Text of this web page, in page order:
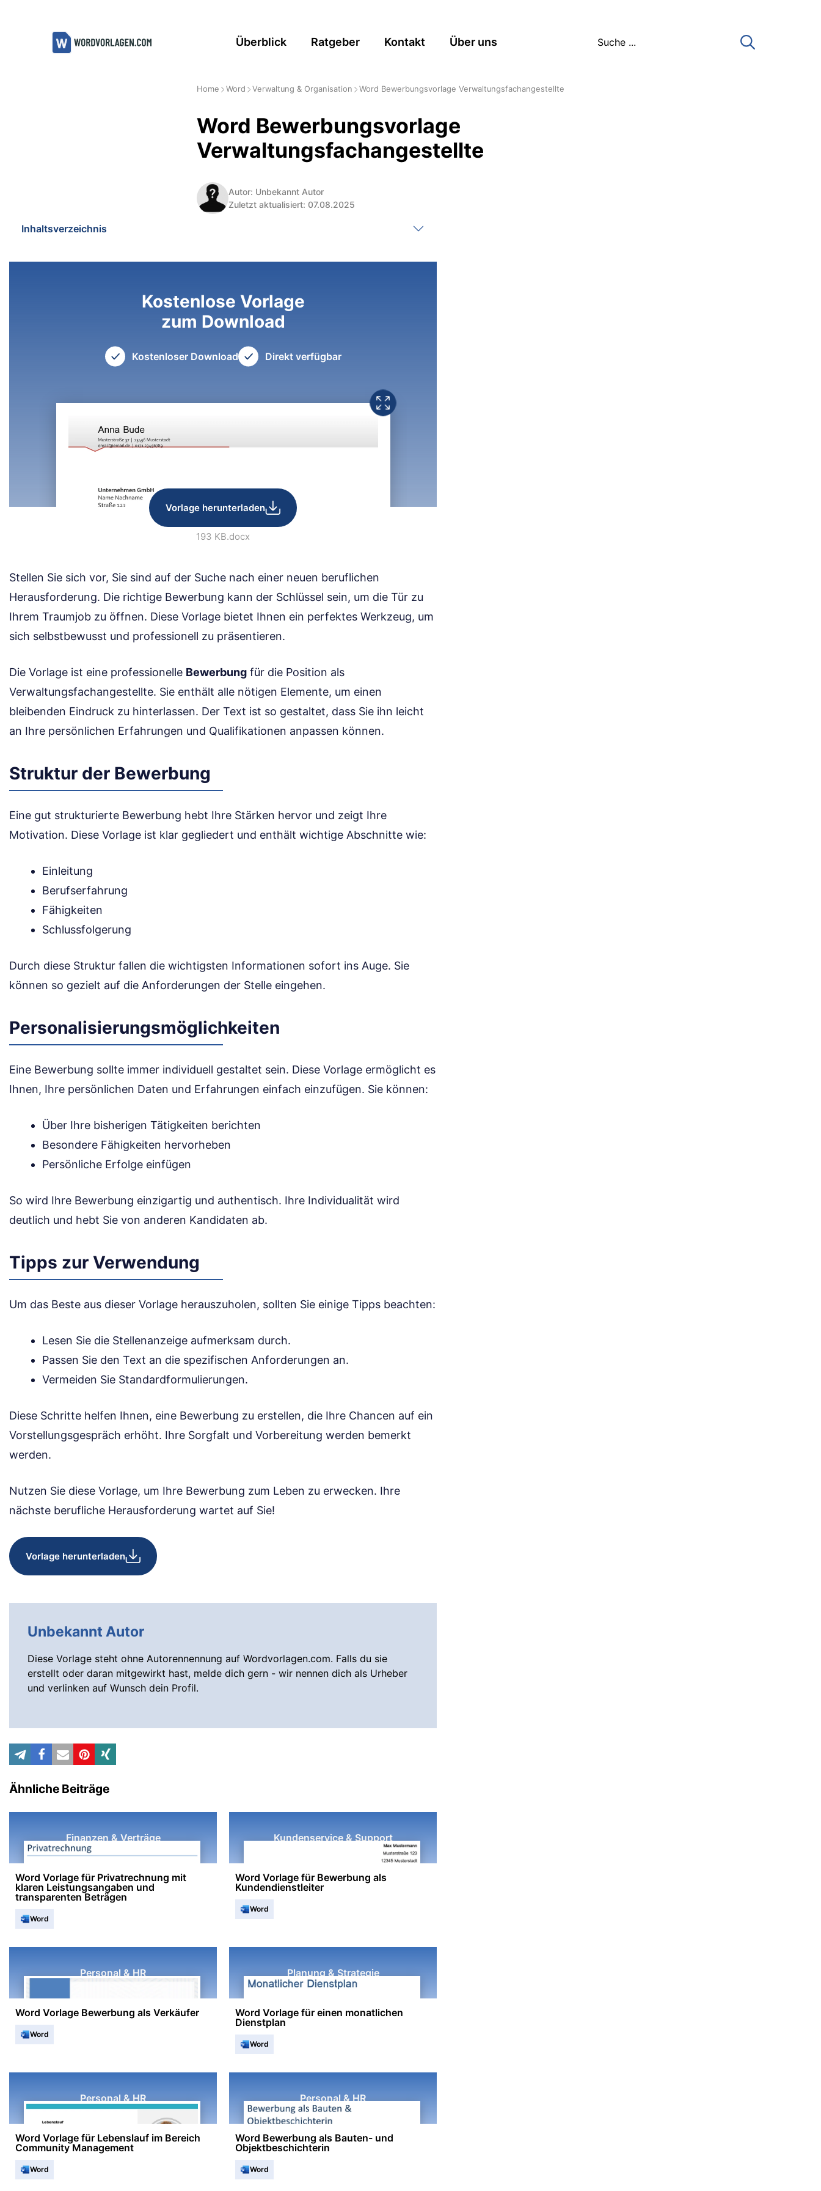
Überblick Ratgeber Kontakt Über uns
Home Word Verwaltung & Organisation Word Bewerbungsvorlage Verwaltungsfachangestellte
Word Bewerbungsvorlage
Verwaltungsfachangestellte
Autor: Unbekannt Autor
Zuletzt aktualisiert: 07.08.2025
Inhaltsverzeichnis
Kostenlose Vorlage
zum Download
Kostenloser Download Direkt verfügbar
Vorlage herunterladen
193 KB.docx
Stellen Sie sich vor, Sie sind auf der Suche nach einer neuen beruflichen
Herausforderung. Die richtige Bewerbung kann der Schlüssel sein, um die Tür zu
Ihrem Traumjob zu öffnen. Diese Vorlage bietet Ihnen ein perfektes Werkzeug, um
sich selbstbewusst und professionell zu präsentieren.
Die Vorlage ist eine professionelle Bewerbung für die Position als
Verwaltungsfachangestellte. Sie enthält alle nötigen Elemente, um einen
bleibenden Eindruck zu hinterlassen. Der Text ist so gestaltet, dass Sie ihn leicht
an Ihre persönlichen Erfahrungen und Qualifikationen anpassen können.
Struktur der Bewerbung
Eine gut strukturierte Bewerbung hebt Ihre Stärken hervor und zeigt Ihre
Motivation. Diese Vorlage ist klar gegliedert und enthält wichtige Abschnitte wie:
Einleitung
Berufserfahrung
Fähigkeiten
Schlussfolgerung
Durch diese Struktur fallen die wichtigsten Informationen sofort ins Auge. Sie
können so gezielt auf die Anforderungen der Stelle eingehen.
Personalisierungsmöglichkeiten
Eine Bewerbung sollte immer individuell gestaltet sein. Diese Vorlage ermöglicht es
Ihnen, Ihre persönlichen Daten und Erfahrungen einfach einzufügen. Sie können:
Über Ihre bisherigen Tätigkeiten berichten
Besondere Fähigkeiten hervorheben
Persönliche Erfolge einfügen
So wird Ihre Bewerbung einzigartig und authentisch. Ihre Individualität wird
deutlich und hebt Sie von anderen Kandidaten ab.
Tipps zur Verwendung
Um das Beste aus dieser Vorlage herauszuholen, sollten Sie einige Tipps beachten:
Lesen Sie die Stellenanzeige aufmerksam durch.
Passen Sie den Text an die spezifischen Anforderungen an.
Vermeiden Sie Standardformulierungen.
Diese Schritte helfen Ihnen, eine Bewerbung zu erstellen, die Ihre Chancen auf ein
Vorstellungsgespräch erhöht. Ihre Sorgfalt und Vorbereitung werden bemerkt
werden.
Nutzen Sie diese Vorlage, um Ihre Bewerbung zum Leben zu erwecken. Ihre
nächste berufliche Herausforderung wartet auf Sie!
Vorlage herunterladen
Unbekannt Autor
Diese Vorlage steht ohne Autorennennung auf Wordvorlagen.com. Falls du sie
erstellt oder daran mitgewirkt hast, melde dich gern - wir nennen dich als Urheber
und verlinken auf Wunsch dein Profil.
Ähnliche Beiträge
Finanzen & Verträge
Word Vorlage für Privatrechnung mit
klaren Leistungsangaben und
transparenten Beträgen
Word
Kundenservice & Support
Word Vorlage für Bewerbung als
Kundendienstleiter
Word
Personal & HR
Word Vorlage Bewerbung als Verkäufer
Word
Planung & Strategie
Word Vorlage für einen monatlichen
Dienstplan
Word
Personal & HR
Word Vorlage für Lebenslauf im Bereich
Community Management
Word
Personal & HR
Word Bewerbung als Bauten- und
Objektbeschichterin
Word